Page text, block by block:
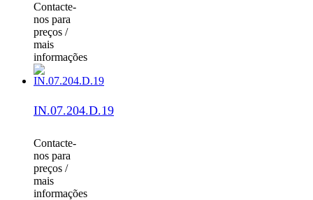
Contacte-
nos para
preços /
mais
informações
IN.07.204.D.19
Contacte-
nos para
preços /
mais
informações